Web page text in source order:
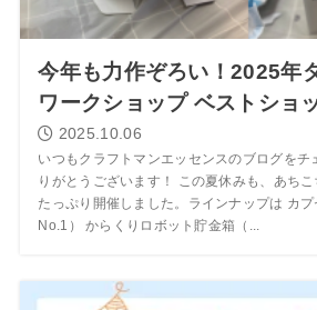
今年も力作ぞろい！2025年
ワークショップ ベストショ
2025.10.06
いつもクラフトマンエッセンスのブログをチ
りがとうございます！ この夏休みも、あち
たっぷり開催しました。ラインナップは カ
No.1） からくりロボット貯金箱（...